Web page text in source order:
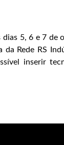
5, 6 e 7
Rede RS
inserir